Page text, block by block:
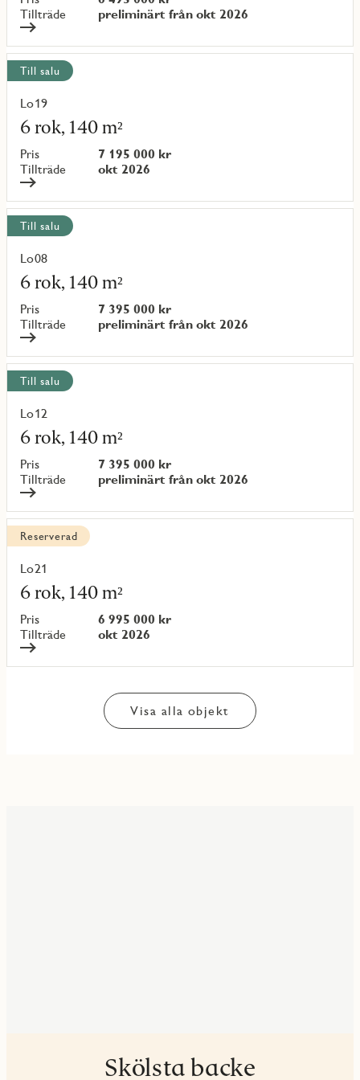
Tillträde
preliminärt från okt 2026
{objectNumber}
Till salu
Lo19
6 rok, 140 m²
Pris
7 195 000 kr
Tillträde
okt 2026
Läs
mer
om
objekt
{objectNumber}
Till salu
Lo08
6 rok, 140 m²
Pris
7 395 000 kr
Tillträde
preliminärt från okt 2026
Läs
mer
om
objekt
{objectNumber}
Till salu
Lo12
6 rok, 140 m²
Pris
7 395 000 kr
Tillträde
preliminärt från okt 2026
Läs
mer
om
objekt
{objectNumber}
Reserverad
Lo21
6 rok, 140 m²
Pris
6 995 000 kr
Tillträde
okt 2026
Läs
mer
om
objekt
{objectNumber}
Visa alla objekt
Skölsta backe